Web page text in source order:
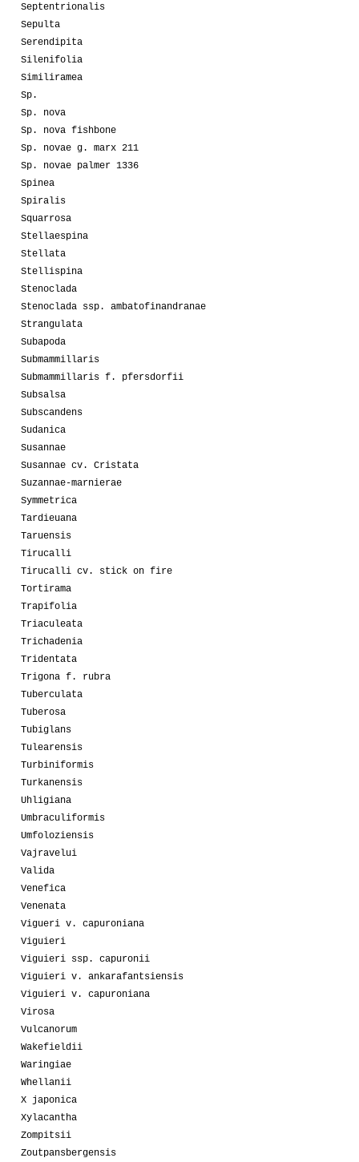
Septentrionalis
Sepulta
Serendipita
Silenifolia
Similiramea
Sp.
Sp. nova
Sp. nova fishbone
Sp. novae g. marx 211
Sp. novae palmer 1336
Spinea
Spiralis
Squarrosa
Stellaespina
Stellata
Stellispina
Stenoclada
Stenoclada ssp. ambatofinandranae
Strangulata
Subapoda
Submammillaris
Submammillaris f. pfersdorfii
Subsalsa
Subscandens
Sudanica
Susannae
Susannae cv. Cristata
Suzannae-marnierae
Symmetrica
Tardieuana
Taruensis
Tirucalli
Tirucalli cv. stick on fire
Tortirama
Trapifolia
Triaculeata
Trichadenia
Tridentata
Trigona f. rubra
Tuberculata
Tuberosa
Tubiglans
Tulearensis
Turbiniformis
Turkanensis
Uhligiana
Umbraculiformis
Umfoloziensis
Vajravelui
Valida
Venefica
Venenata
Vigueri v. capuroniana
Viguieri
Viguieri ssp. capuronii
Viguieri v. ankarafantsiensis
Viguieri v. capuroniana
Virosa
Vulcanorum
Wakefieldii
Waringiae
Whellanii
X japonica
Xylacantha
Zompitsii
Zoutpansbergensis